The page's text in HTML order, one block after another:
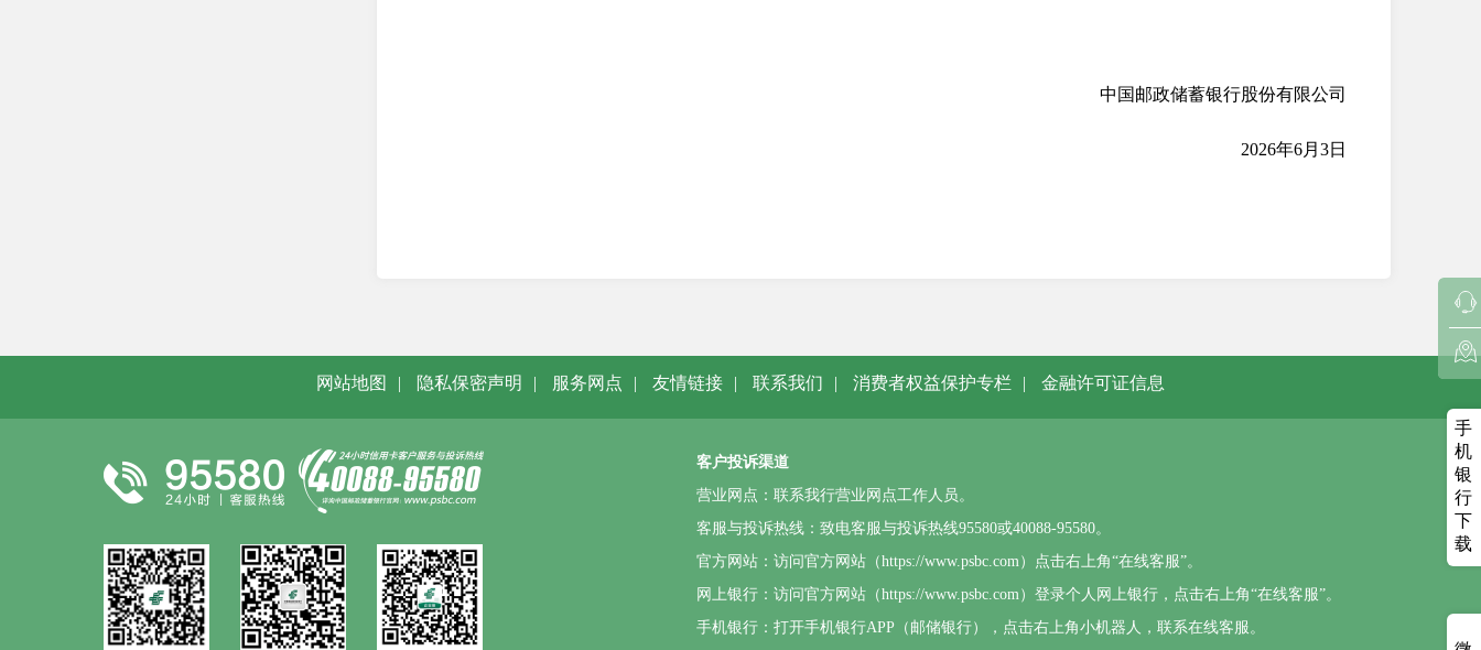
中国邮政储蓄银行股份有限公司
2026年6月3日
网站地图 | 隐私保密声明 | 服务网点 | 友情链接 | 联系我们 | 消费者权益保护专栏 | 金融许可证信息
客户投诉渠道
营业网点：联系我行营业网点工作人员。
客服与投诉热线：致电客服与投诉热线95580或40088-95580。
官方网站：访问官方网站（https://www.psbc.com）点击右上角“在线客服”。
网上银行：访问官方网站（https://www.psbc.com）登录个人网上银行，点击右上角“在线客服”。
手机银行：打开手机银行APP（邮储银行），点击右上角小机器人，联系在线客服。
手
机
银
行
下
载